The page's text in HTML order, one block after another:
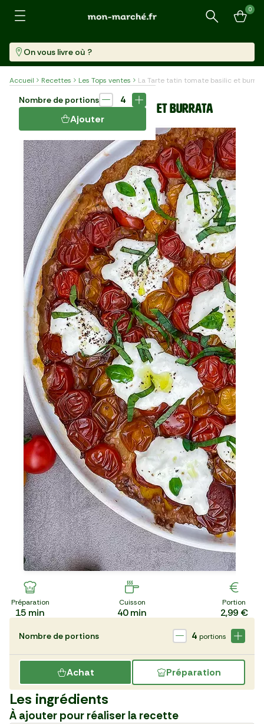
Recherche
0
On vous livre où ?
Accueil Recettes Les Tops ventes
La Tarte tatin tomate basilic et
LA TARTE TATIN TOMATE BASILIC ET BURRATA
Préparation
15 min
Cuisson
40min
Portion
2,99 €
Nombre de portions
4
Ajouter
Achat Préparation
Nombre de portions 4 portions
Les ingrédients
À ajouter pour réaliser la recette